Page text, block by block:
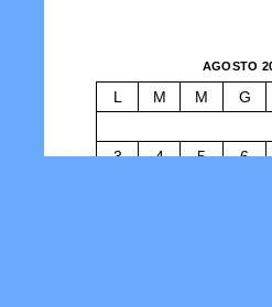
AGOSTO
L M M G
3
4 5 6